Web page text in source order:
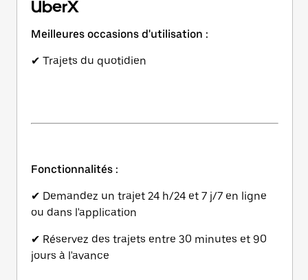
UberX
Meilleures occasions d'utilisation :
✔ Trajets du quotidien
Fonctionnalités :
✔ Demandez un trajet 24 h/24 et 7 j/7 en ligne
ou dans l'application
✔ Réservez des trajets entre 30 minutes et 90
jours à l'avance